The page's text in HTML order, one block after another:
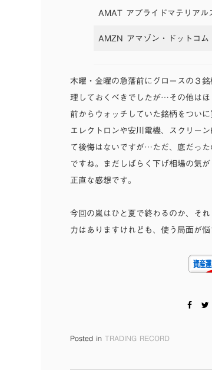
AMAT アプライドマテリアル
AMZN アマゾン・ドットコム
木曜・金曜の急落前にグロースの３
理しておくべきでしたが…その他は
前からウォッチしていた銘柄をつい
エレクトロンや安川電機、スクリー
て後悔はないですが…ただ、底だっ
ですね。まだしばらく下げ相場の気
正直な感想です。
今回の嵐はひと夏で終わるのか、そ
力はありますけれども、使う局面が悩
Posted in TRADING RECORD